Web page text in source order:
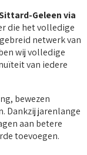
Geleen via
die het volledige
netwerk van
wij volledige
van iedere
bewezen
Dankzij jarenlange
aan betere
toevoegen.